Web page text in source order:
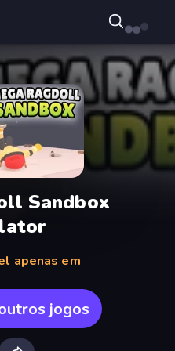
Sandbox
apenas em
jogos